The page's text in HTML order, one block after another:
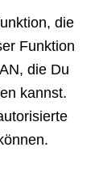
die
Funktion
die Du
kannst.